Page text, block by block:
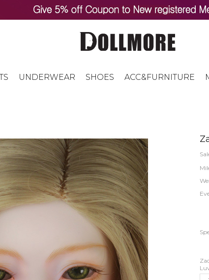
UNDERWEAR SHOES ACC&FURNITURE